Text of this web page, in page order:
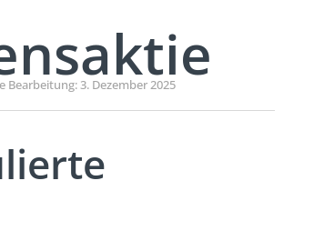
Bearbeitung: 3. Dezember 2025